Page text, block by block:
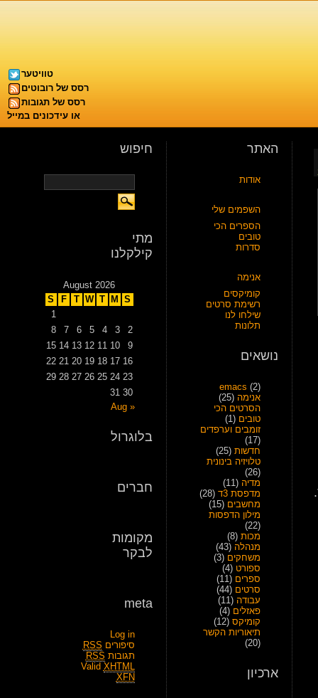
טוויטער
רסס של רובוטים
רסס של תגובות
או עידכונים במייל
האתר
אודות
השפמים שלי
הספרים הכי
טובים
סדרות
אנימה
קומיקסים
רשימת סרטים
שילחו לנו
תלונות
נושאים
emacs (2)
אנימה (25)
הסרטים הכי
טובים (1)
זומבים וערפדים
(17)
חדשות (25)
טלויזיה בינונית
(26)
מדיה (11)
מדפסת 3ד
(28)
מחשבים (15)
מילון הדפסות
(22)
מכות (8)
מנהלה (43)
משחקים (3)
ספורט (4)
ספרים (11)
סרטים (44)
עבודה (11)
פאזלים (4)
קומיקס (12)
תיאוריות הקשר
(20)
ארכיון
חיפוש
מתי
קילקלנו
August 2026
S
M
T
W
T
F
S
1
2
3
4
5
6
7
8
9
10
11
12
13
14
15
16
17
18
19
20
21
22
23
24
25
26
27
28
29
30
31
« Aug
בלוגרול
חברים
מקומות
לבקר
meta
Log in
סיפורים RSS
תגובות RSS
Valid XHTML
XFN